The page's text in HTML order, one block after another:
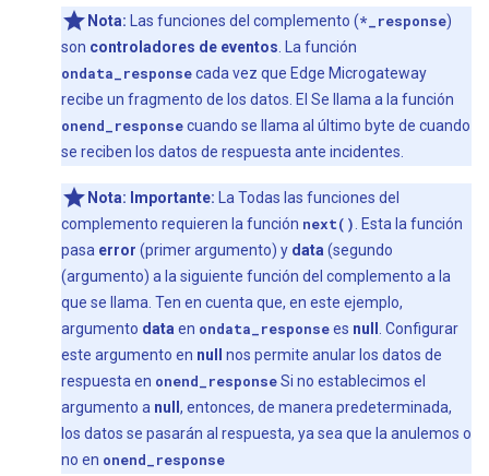
Nota: Las funciones del complemento (*_response)
son controladores de eventos . La función
ondata_responsecada vez que Edge Microgateway
recibe un fragmento de los datos. El Se llama a la función
onend_responsecuando se llama al último byte de cuando
se reciben los datos de respuesta ante incidentes.
Nota: Importante: La Todas las funciones del
complemento requieren la función next()
. Esta la función
pasa error (primer argumento) y data (segundo
(argumento) a la siguiente función del complemento a la
que se llama. Ten en cuenta que, en este ejemplo,
argumento data en ondata_responsees null
. Configurar
este argumento en null
nos permite anular los datos de
respuesta en onend_responseSi no establecimos el
argumento a null , entonces, de manera predeterminada,
los datos se pasarán al respuesta, ya sea que la anulemos o
no en onend_response